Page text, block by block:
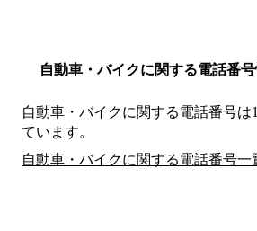
自動車・バイクに関する電話番
自動車・バイクに関する電話番号は
ています。
自動車・バイクに関する電話番号一